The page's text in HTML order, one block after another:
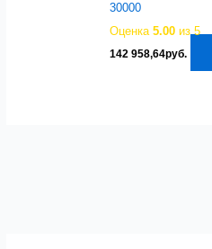
30000
Оценка5.00 из 5
142 958,64руб.